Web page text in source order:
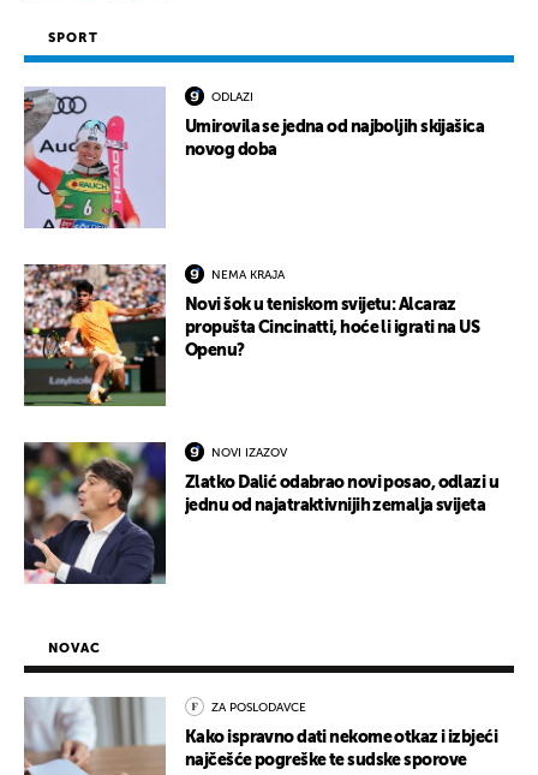
SPORT
ODLAZI
Umirovila se jedna od najboljih skijašica
novog doba
NEMA KRAJA
Novi šok u teniskom svijetu: Alcaraz
propušta Cincinatti, hoće li igrati na US
Openu?
NOVI IZAZOV
Zlatko Dalić odabrao novi posao, odlazi u
jednu od najatraktivnijih zemalja svijeta
NOVAC
ZA POSLODAVCE
Kako ispravno dati nekome otkaz i izbjeći
najčešće pogreške te sudske sporove